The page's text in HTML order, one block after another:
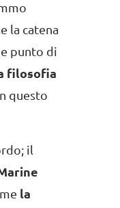
la catena
punto di
filosofia
questo
il
la